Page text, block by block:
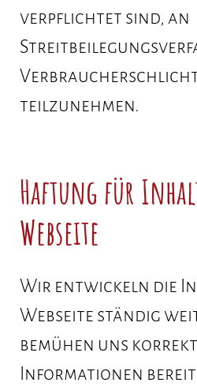
verpflichtet sind, an
teilzunehmen.
Haftung für
Webseite
Wir entwickeln die
Webseite ständig
bemühen uns
Informationen